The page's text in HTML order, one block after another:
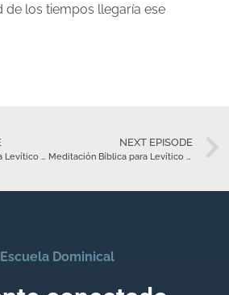
de los tiempos llegaría ese
Meditación Bíblica para Levítico 20 – Abril 16
NEXT EPISODE
Meditación Bíblica para Levítico 21 – Abril 17
Dominical